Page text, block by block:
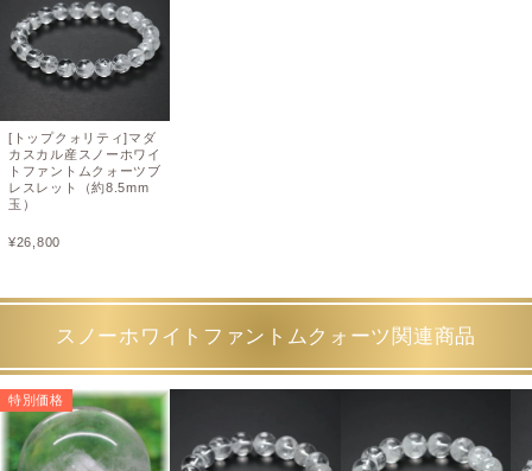
[トップクォリティ]マダ
カスカル産スノーホワイ
トファントムクォーツブ
レスレット（約8.5mm
玉）
¥26,800
スノーホワイトファントムクォーツ関連商品
特別価格